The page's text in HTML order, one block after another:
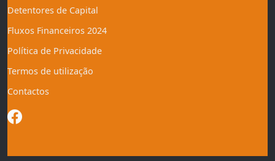
Detentores de Capital
Fluxos Financeiros 2024
Política de Privacidade
Termos de utilização
Contactos